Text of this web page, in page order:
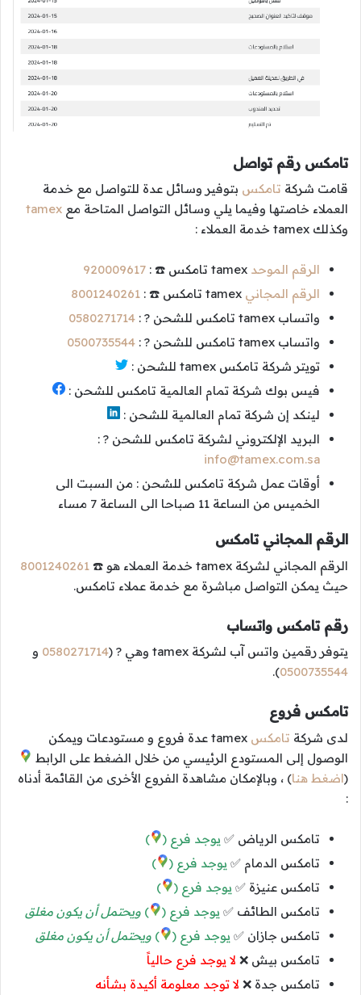
تامكس رقم تواصل
قامت شركة تامكس بتوفير وسائل عدة للتواصل مع خدمة
العملاء خاصتها وفيما يلي وسائل التواصل المتاحة مع tamex
وكذلك tamex خدمة العملاء :
الرقم الموحد
920009617
الرقم المجاني
8001240261
واتساب tamex تامكس للشحن ? :
0580271714
واتساب tamex تامكس للشحن ? :
0500735544
تويتر شركة تامكس tamex للشحن :
فيس بوك شركة تمام العالمية تامكس للشحن :
لينكد إن شركة تمام العالمية للشحن :
البريد الإلكتروني لشركة تامكس للشحن ? :
info@tamex.com.sa
أوقات عمل شركة تامكس للشحن : من السبت الى
الخميس من الساعة 11 صباحا الى الساعة 7 مساء
الرقم المجاني تامكس
الرقم المجاني لشركة tamex خدمة العملاء هو ☎️
8001240261
حيث يمكن التواصل مباشرة مع خدمة عملاء تامكس.
رقم تامكس واتساب
يتوفر رقمين واتس آب لشركة tamex وهي ? ( 0580271714 و
0500735544
).
تامكس فروع
لدى شركة تامكس
tamex عدة فروع و مستودعات ويمكن
الوصول إلى المستودع الرئيسي من خلال الضغط على الرابط
(اضغط هنا) ، وبالإمكان مشاهدة الفروع الأخرى من القائمة أدناه
:
تامكس الرياض ✅ يوجد فرع (
)
تامكس الدمام ✅ يوجد فرع (
)
تامكس عنيزة ✅ يوجد فرع (
)
تامكس الطائف ✅ يوجد فرع ( ) ويحتمل أن يكون مغلق
تامكس جازان ✅ يوجد فرع ( ) ويحتمل أن يكون مغلق
تامكس بيش ❌ لا يوجد فرع حالياً
تامكس جدة ❌ لا توجد معلومة أكيدة بشأنه